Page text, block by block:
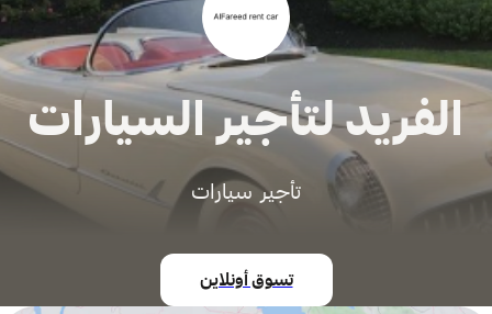
الفريد لتأجير السيارات
تأجير سيارات
تسوق أونلاين